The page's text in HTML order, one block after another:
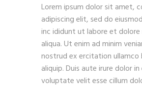
Lorem ipsum dolor sit amet,
adipiscing elit, sed do
inc ididunt ut labore et dolore
aliqua. Ut enim ad minim
nostrud ex ercitation ullamco
aliquip. Duis aute irure dolor
voluptate velit esse cillum